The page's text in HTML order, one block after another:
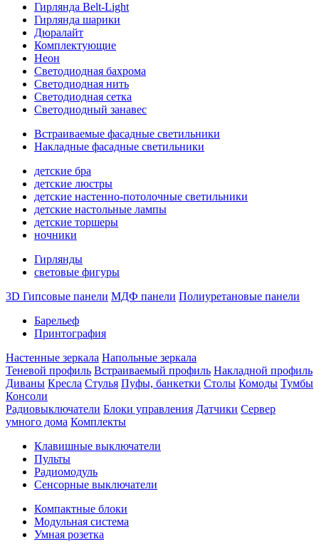
Гирлянда Belt-Light
Гирлянда шарики
Дюралайт
Комплектующие
Неон
Светодиодная бахрома
Светодиодная нить
Светодиодная сетка
Светодиодный занавес
Встраиваемые фасадные светильники
Накладные фасадные светильники
детские бра
детские люстры
детские настенно-потолочные светильники
детские настольные лампы
детские торшеры
ночники
Гирлянды
световые фигуры
3D Гипсовые панели МДФ панели Полиуретановые панели
Барельеф
Принтография
Настенные зеркала Напольные зеркала
Теневой профиль Встраиваемый профиль Накладной профиль
Диваны Кресла Стулья Пуфы, банкетки Столы Комоды Тумбы
Консоли
Радиовыключатели Блоки управления Датчики Сервер
умного дома Комплекты
Клавишные выключатели
Пульты
Радиомодуль
Сенсорные выключатели
Компактные блоки
Модульная система
Умная розетка